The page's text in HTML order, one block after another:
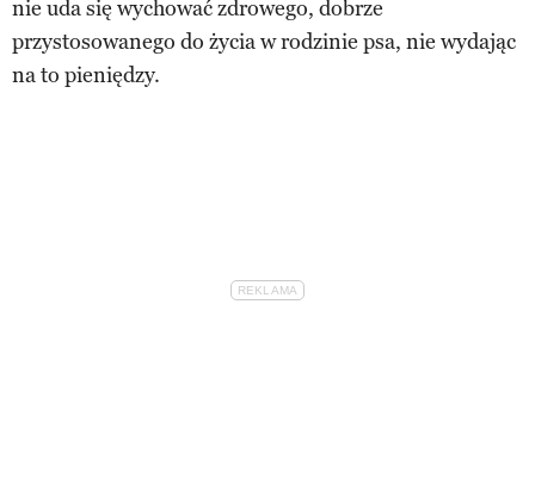
nie uda się wychować zdrowego, dobrze
przystosowanego do życia w rodzinie psa, nie wydając
na to pieniędzy.